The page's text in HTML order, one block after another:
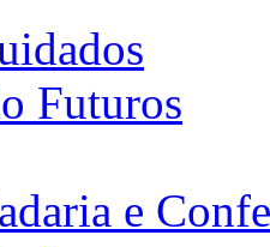
Futuros
e